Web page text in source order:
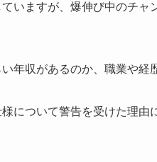
いますが、爆伸び中のチャ
年収があるのか、職業や経
について警告を受けた理由